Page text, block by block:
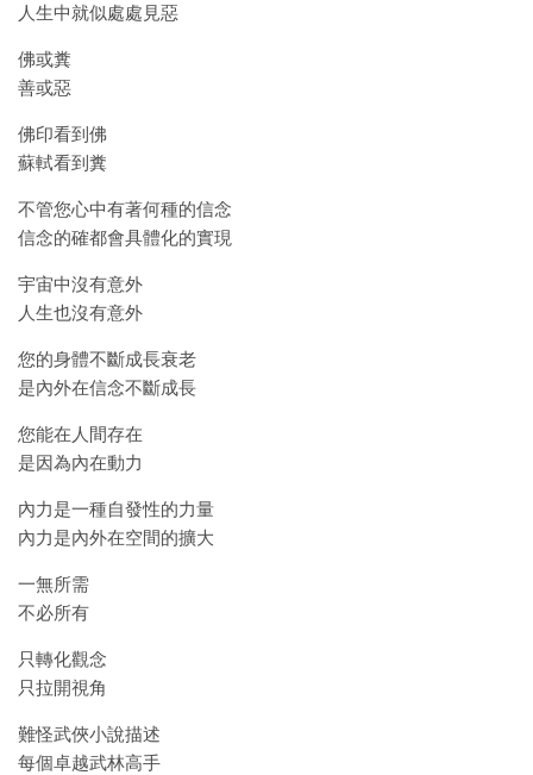
人生中就似處處見惡
佛或糞
善或惡
佛印看到佛
蘇軾看到糞
不管您心中有著何種的信念
信念的確都會具體化的實現
宇宙中沒有意外
人生也沒有意外
您的身體不斷成長衰老
是內外在信念不斷成長
您能在人間存在
是因為內在動力
內力是一種自發性的力量
內力是內外在空間的擴大
一無所需
不必所有
只轉化觀念
只拉開視角
難怪武俠小說描述
每個卓越武林高手